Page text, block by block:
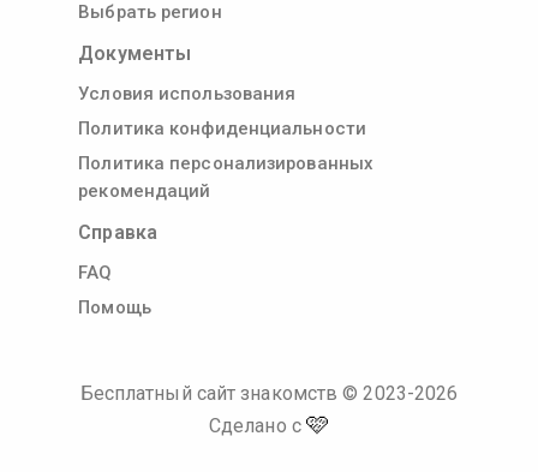
Выбрать регион
Документы
Условия использования
Политика конфиденциальности
Политика персонализированных
рекомендаций
Справка
FAQ
Помощь
Бесплатный сайт знакомств © 2023-2026
Сделано с 🩷